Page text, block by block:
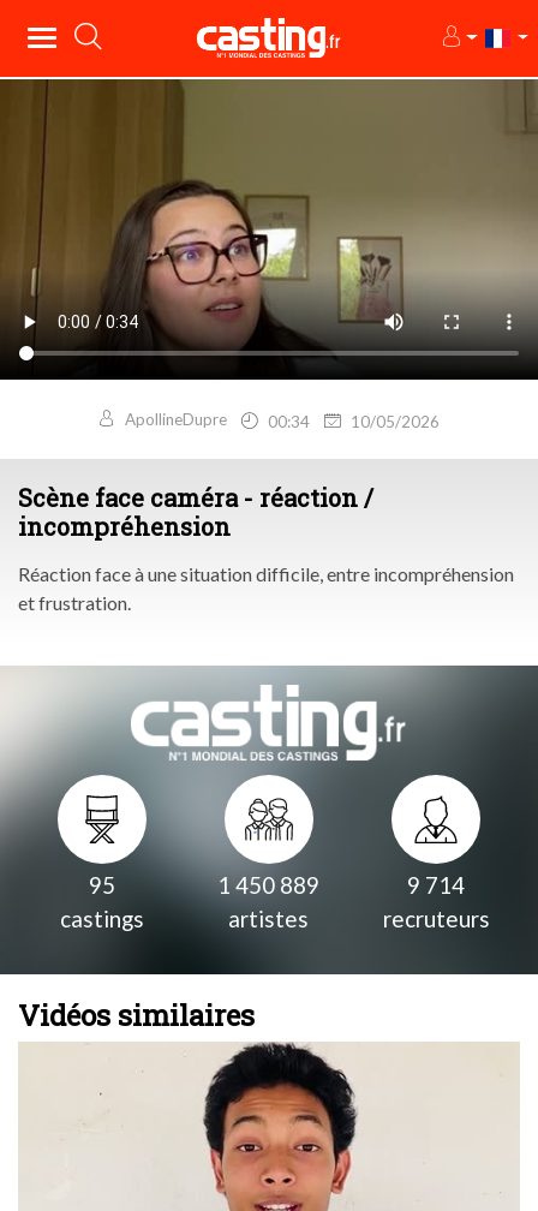
ApollineDupre 00:34 10/05/2026
Scène face caméra - réaction /
incompréhension
Réaction face à une situation difficile, entre incompréhension
et frustration.
95
castings
1 450 889
artistes
9 714
recruteurs
Vidéos similaires